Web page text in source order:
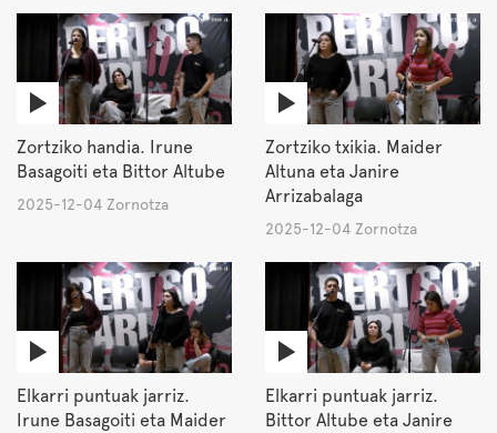
Zortziko handia. Irune
Basagoiti eta Bittor Altube
2025-12-04 Zornotza
Zortziko txikia. Maider
Altuna eta Janire
Arrizabalaga
2025-12-04 Zornotza
Elkarri puntuak jarriz.
Irune Basagoiti eta Maider
Elkarri puntuak jarriz.
Bittor Altube eta Janire